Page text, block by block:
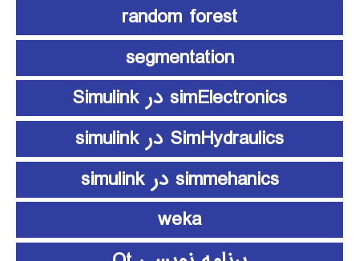
random forest
segmentation
simElectronics در Simulink
SimHydraulics در simulink
simmehanics در simulink
weka